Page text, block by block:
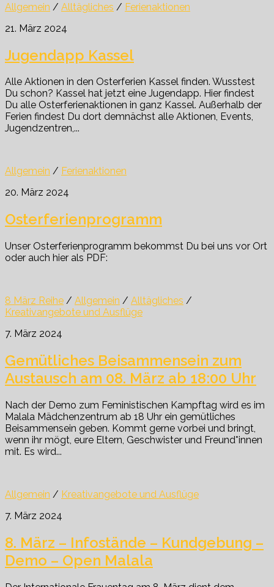
Allgemein / Alltägliches / Ferienaktionen
21. März 2024
Jugendapp Kassel
Alle Aktionen in den Osterferien Kassel finden. Wusstest
Du schon? Kassel hat jetzt eine Jugendapp. Hier findest
Du alle Osterferienaktionen in ganz Kassel. Außerhalb der
Ferien findest Du dort demnächst alle Aktionen, Events,
Jugendzentren,...
Allgemein / Ferienaktionen
20. März 2024
Osterferienprogramm
Unser Osterferienprogramm bekommst Du bei uns vor Ort
oder auch hier als PDF:
8 März Reihe / Allgemein / Alltägliches /
Kreativangebote und Ausflüge
7. März 2024
Gemütliches Beisammensein zum
Austausch am 08. März ab 18:00 Uhr
Nach der Demo zum Feministischen Kampftag wird es im
Malala Mädchenzentrum ab 18 Uhr ein gemütliches
Beisammensein geben. Kommt gerne vorbei und bringt,
wenn ihr mögt, eure Eltern, Geschwister und Freund*innen
mit. Es wird...
Allgemein / Kreativangebote und Ausflüge
7. März 2024
8. März – Infostände – Kundgebung –
Demo – Open Malala